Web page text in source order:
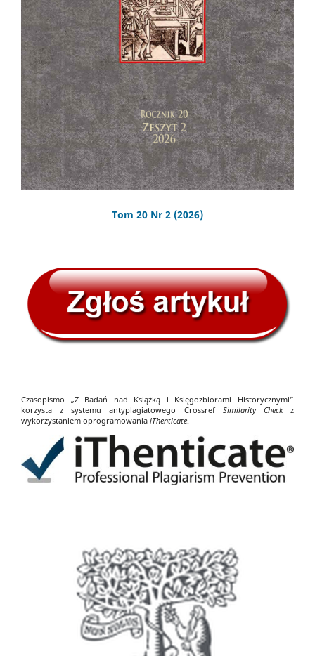
Tom 20 Nr 2 (2026)
Czasopismo „Z Badań nad Książką i Księgozbiorami Historycznymi”
korzysta z systemu antyplagiatowego Crossref Similarity Checkz
wykorzystaniem oprogramowania iThenticate.